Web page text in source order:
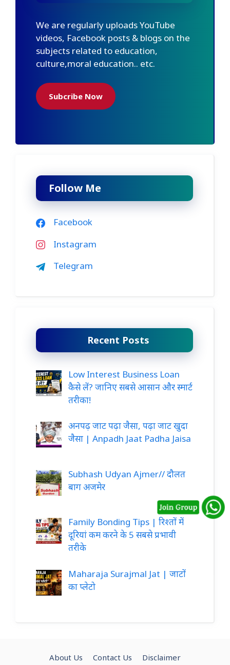
We are regularly uploads YouTube
videos, Facebook posts & blogs on the
subjects related to education,
culture,moral education.. etc.
Subcribe Now
Follow Me
Facebook
Instagram
Telegram
Recent Posts
Low Interest Business Loan
कैसे लें? जानिए सबसे आसान और स्मार्ट
तरीका!
अनपढ़ जाट पढ़ा जैसा, पढ़ा जाट खुदा
जैसा | Anpadh Jaat Padha Jaisa
Subhash Udyan Ajmer// दौलत
बाग अजमेर
Family Bonding Tips | रिश्तों में
दूरियां कम करने के 5 सबसे प्रभावी
तरीके
Maharaja Surajmal Jat | जाटों
का प्लेटो
About Us Contact Us Disclaimer